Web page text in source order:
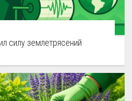
силу землетрясений